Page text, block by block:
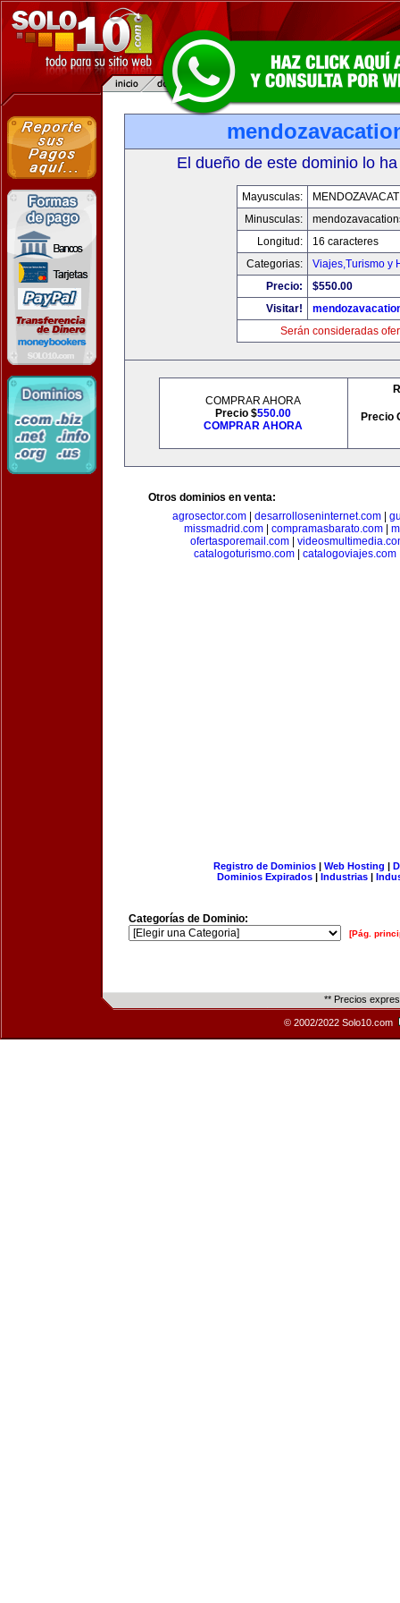
El dueño de este dominio lo
Mayusculas:
Minusculas:
Longitud:
16 caracteres
Categorias:
Viajes,Turismo y
Precio:
$550.00
Visitar!
Serán consideradas
COMPRAR AHORA
Precio $550.00
COMPRAR AHORA
Precio
Otros dominios en venta:
agrosector.com
desarrolloseninternet.com
missmadrid.com| compramasbarato.com|
ofertasporemail.com
catalogoturismo.com
catalogoviajes.com
Registro de Dominios| Web Hosting |
Dominios Expirados | Industrias |
Categorías de Dominio:
[Pág.
** Precios
© 2002/2022 Solo10.com